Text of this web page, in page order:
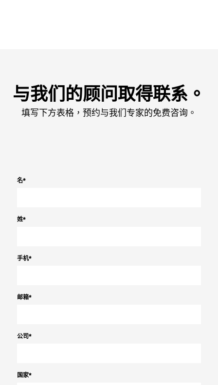
与我们的顾问取得联系。
填写下方表格，预约与我们专家的免费咨询。
名*
姓*
手机*
邮箱*
公司*
国家*